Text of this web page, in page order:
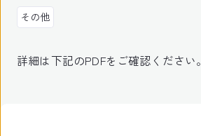
その他
詳細は下記のPDFをご確認ください。